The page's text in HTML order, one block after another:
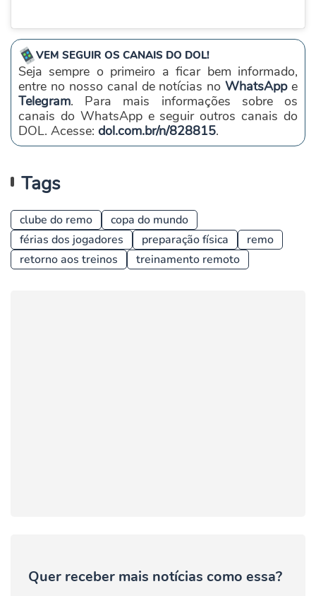
VEM SEGUIR OS CANAIS DO DOL!
Seja sempre o primeiro a ficar bem informado,
entre no nosso canal de notícias noWhatsAppe
Telegram. Para mais informações sobre os
canais do WhatsApp e seguir outros canais do
DOL. Acesse: dol.com.br/n/828815.
Tags
clube do remo
copa do mundo
férias dos jogadores
preparação física
remo
retorno aos treinos
treinamento remoto
Quer receber mais notícias como essa?